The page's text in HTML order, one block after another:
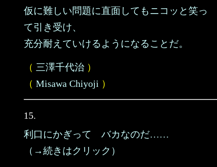
仮に難しい問題に直面してもニコッと笑っ
て引き受け、
充分耐えていけるようになることだ。
（ 三澤千代治 ）
（ Misawa Chiyoji ）
15.
利口にかぎって バカなのだ……
（→続きはクリック）